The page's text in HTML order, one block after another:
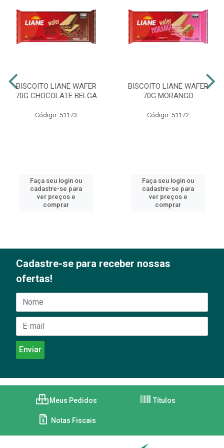
BISCOITO LIANE WAFER
70G CHOCOLATE BELGA
Código: 51173
Faça seu login ou
cadastre-se para
ver preços e
comprar
BISCOITO LIANE WAFER
70G MORANGO
Código: 51172
Faça seu login ou
cadastre-se para
ver preços e
comprar
Cadastre-se para receber nossas
ofertas!
Meus Pedidos Títulos
Notas Fiscais